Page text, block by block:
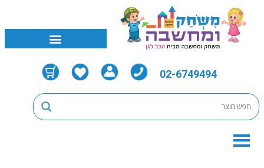
02-6749494